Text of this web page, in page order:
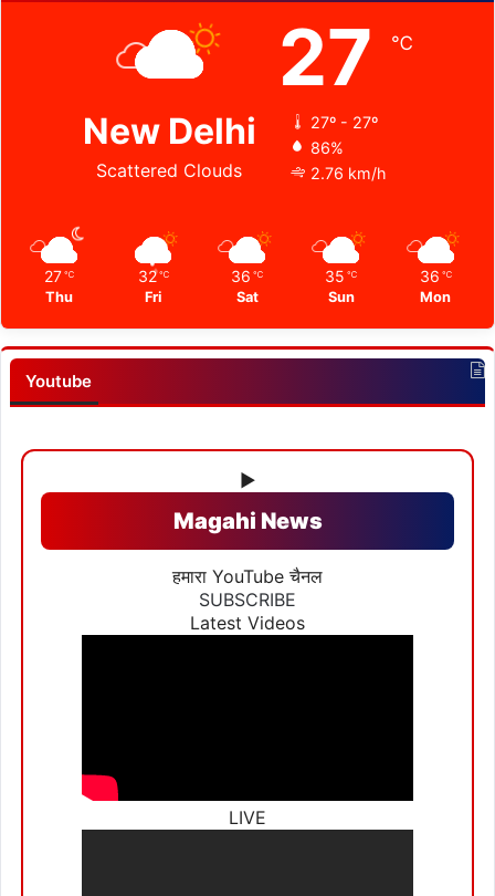
New Delhi
Scattered Clouds
27 ℃
27º - 27º
86%
2.76 km/h
27 ℃
Thu
32 ℃
Fri
36 ℃
Sat
35 ℃
Sun
36 ℃
Mon
Youtube
▶
Magahi News
हमारा YouTube चैनल
SUBSCRIBE
Latest Videos
LIVE